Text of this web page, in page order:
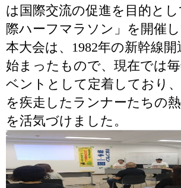
は国際交流の促進を目的と
際ハーフマラソン」を開催し
本大会は、1982年の新幹線
始まったもので、現在では
ベントとして定着しており
を疾走したランナーたちの
を活気づけました。